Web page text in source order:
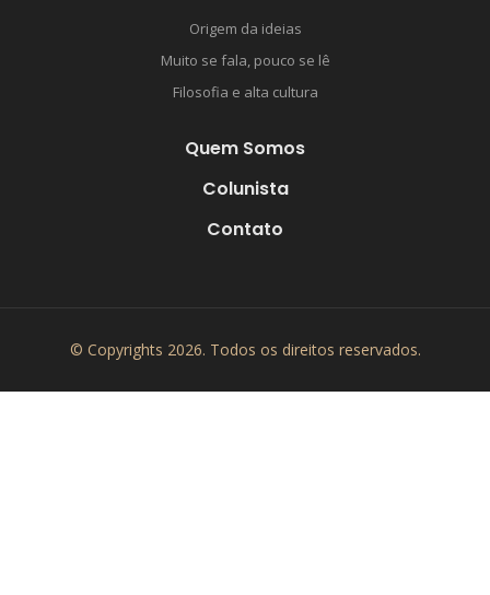
Origem da ideias
Muito se fala, pouco se lê
Filosofia e alta cultura
Quem Somos
Colunista
Contato
© Copyrights 2026. Todos os direitos reservados.